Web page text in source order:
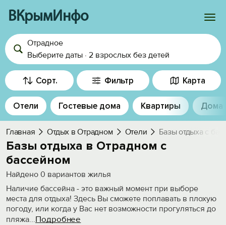
ВКрымИнфо
Войти
Избранное
История просмотра
Добавить свой объект
Отрадное
Выберите даты · 2 взрослых без детей
Сорт. Фильтр Карта
Отели Гостевые дома Квартиры Дома
Главная Отдых в Отрадном Отели Базы отдыха с
Базы отдыха в Отрадном с
бассейном
Найдено 0 вариантов жилья
Наличие бассейна - это важный момент при выборе
места для отдыха! Здесь Вы сможете поплавать в плохую
погоду, или когда у Вас нет возможности прогуляться до
пляжа...Подробнее